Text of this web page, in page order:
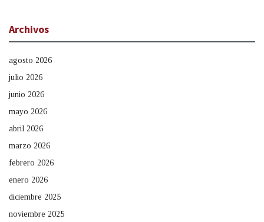
Archivos
agosto 2026
julio 2026
junio 2026
mayo 2026
abril 2026
marzo 2026
febrero 2026
enero 2026
diciembre 2025
noviembre 2025